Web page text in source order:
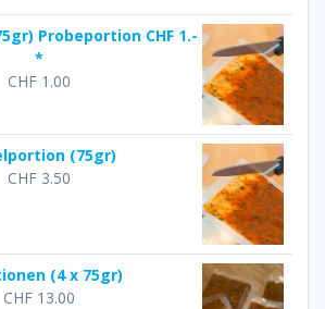
Probeportion CHF 1.-
*
CHF1.00
(75gr)
CHF3.50
(4 x 75gr)
CHF13.00